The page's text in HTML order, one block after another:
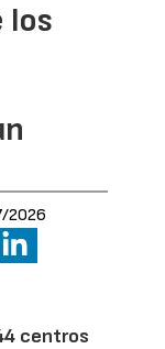
los
2026
centros